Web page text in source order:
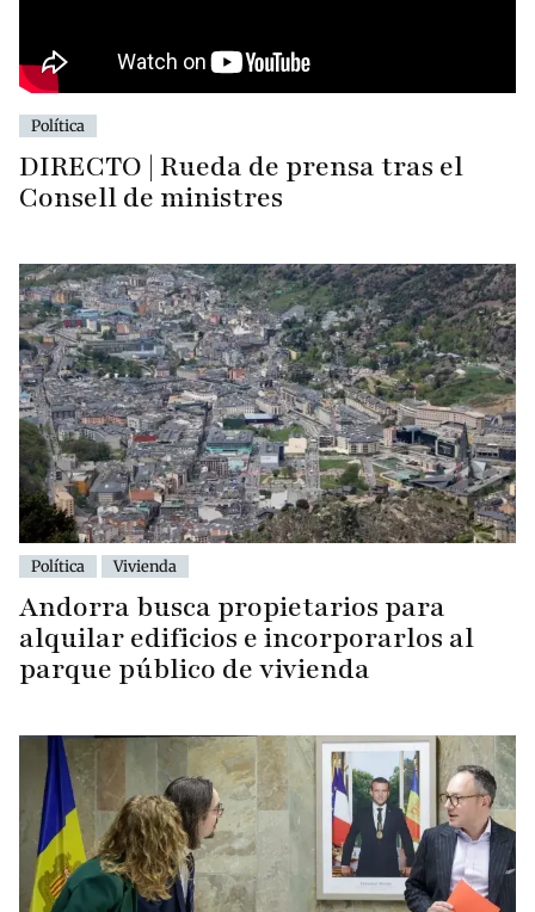
Política
DIRECTO | Rueda de prensa tras el
Consell de ministres
Política Vivienda
Andorra busca propietarios para
alquilar edificios e incorporarlos al
parque público de vivienda